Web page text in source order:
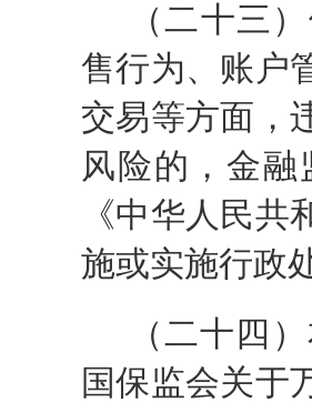
（二十三
售行为、账户
交易等方面，
风险的，金
《中华人民
施或实施行政
（二十四
国保监会关于